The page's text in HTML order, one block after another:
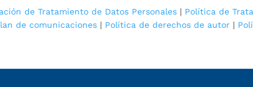
de Tratamiento de Datos Personales | Política de
de comunicaciones | Política de derechos de autor |